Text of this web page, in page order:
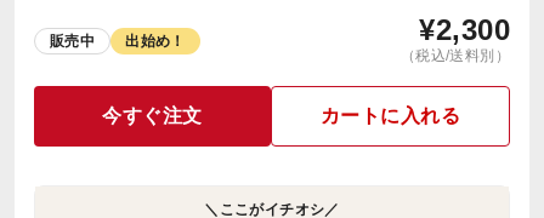
販売中 出始め！ ¥2,300
（税込/送料別）
今すぐ注文 カートに入れる
＼ここがイチオシ／